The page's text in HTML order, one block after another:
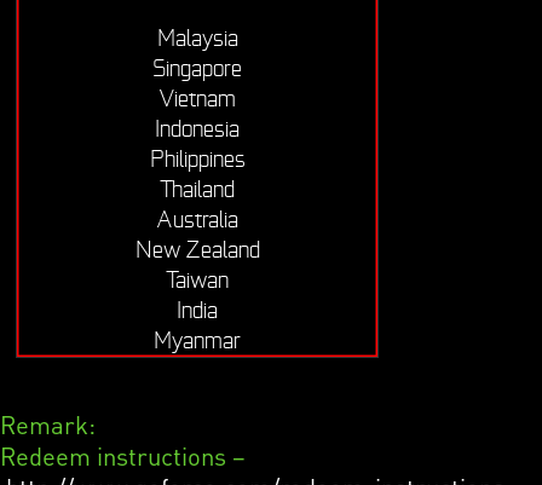
Malaysia
Singapore
Vietnam
Indonesia
Philippines
Thailand
Australia
New Zealand
Taiwan
India
Myanmar
Remark:
Redeem instructions –